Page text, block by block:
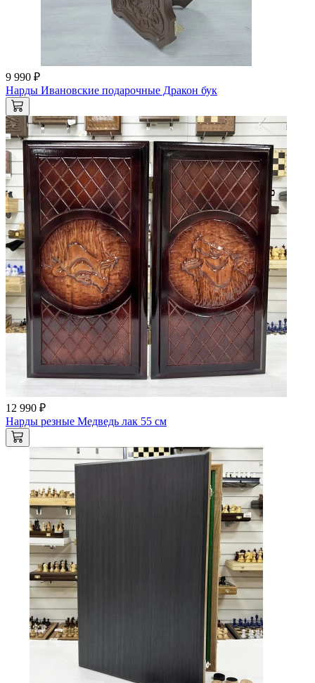
9 990 ₽
Нарды Ивановские подарочные Дракон бук
12 990 ₽
Нарды резные Медведь лак 55 см